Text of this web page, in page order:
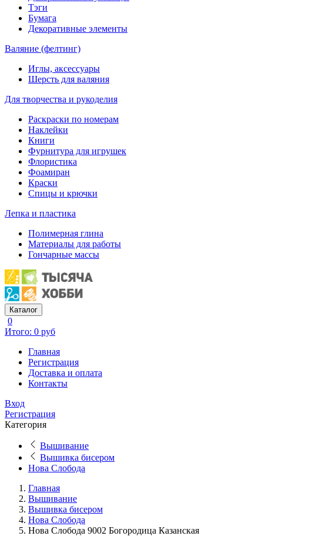
Тэги
Бумага
Декоративные элементы
Валяние (фелтинг)
Иглы, аксессуары
Шерсть для валяния
Для творчества и рукоделия
Раскраски по номерам
Наклейки
Книги
Фурнитура для игрушек
Флористика
Фоамиран
Краски
Спицы и крючки
Лепка и пластика
Полимерная глина
Материалы для работы
Гончарные массы
Каталог
0
Итого: 0 руб
Главная
Регистрация
Доставка и оплата
Контакты
Вход
Регистрация
Категория
Вышивание
Вышивка бисером
Нова Слобода
Главная
Вышивание
Вышивка бисером
Нова Слобода
Нова Слобода 9002 Богородица Казанская